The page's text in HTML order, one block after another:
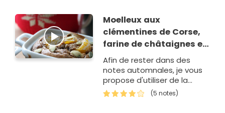
Moelleux aux
clémentines de Corse,
farine de châtaignes et
graines de courge
Afin de rester dans des
notes automnales, je vous
propose d'utiliser de la
farine de châtaignes et de
parsemer vos moelleux
(5 notes)